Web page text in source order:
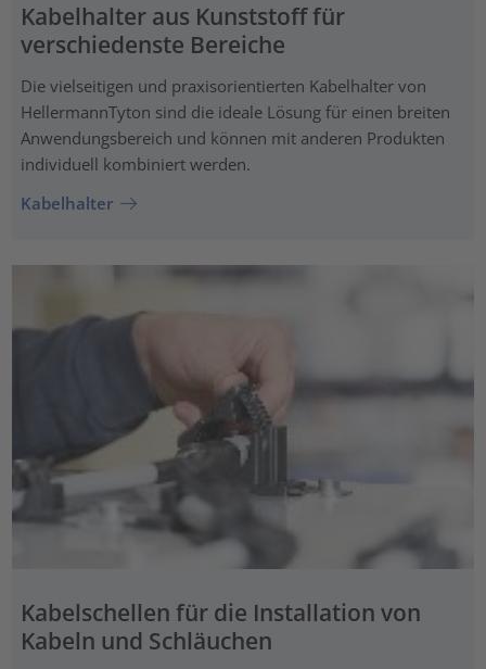
Kabelhalter aus Kunststoff für
verschiedenste Bereiche
Die vielseitigen und praxisorientierten Kabelhalter von
HellermannTyton sind die ideale Lösung für einen breiten
Anwendungsbereich und können mit anderen Produkten
individuell kombiniert werden.
Kabelhalter
Kabelschellen für die Installation von
Kabeln und Schläuchen